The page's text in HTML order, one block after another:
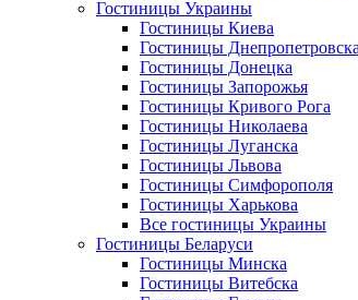
Гостиницы Украины
Гостиницы Киева
Гостиницы Днепропетровска
Гостиницы Донецка
Гостиницы Запорожья
Гостиницы Кривого Рога
Гостиницы Николаева
Гостиницы Луганска
Гостиницы Львова
Гостиницы Симфорополя
Гостиницы Харькова
Все гостиницы Украины
Гостиницы Беларуси
Гостиницы Минска
Гостиницы Витебска